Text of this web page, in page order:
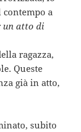
a
un atto di
ragazza,
Queste
già in atto,
subito